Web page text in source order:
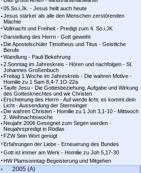
05.So.i.Jk. - Jesus heilt auch heute
Jesus stärker als alle den Menschen zerstörenden
Mächte
Vollmacht und Freiheit - Predigt zum 4. So.i.JK
Darstellung des Herrn - Gott geweiht
Die Apostelschüler Timotheus und Titus - Geistliche
Berufe
Wandlung - Pauli Bekehrung
2.Sonntag im Jahreskreis - Hören und nachfolgen - St.
Johannes Großenbuch
Freitag 1.Woche im Jahreskreis - Die wahren Motive -
Homilie zu 1 Sam 8,4-7.1O-22a
Taufe Jesu - Die Gottesbeziehung, Aufgabe und Wirkung
des Gottesknechtes und wir Christen
Erscheinung des Herrn - Auf werde licht, es kommt dein
Licht - Aussendung der Sternsinger
Die wahren Christen - Homilie zu 1 Joh 3,1-10 - Mittwoch
2. Weihnachtswoche
Neujahr 2006 Gesegnet zum Segen werden -
Neujahrspredigt in Rödlas
FZW Sein Wort genügt
Erfahrungen der Liebe - Erneuerung des Bundes
Gott ist immer am Werk - Homilie zu Joh 5,17-30
HW Plamsonntag-Begeisterung und Mitgehen
2005 (A)